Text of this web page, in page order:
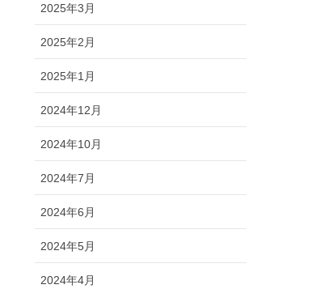
2025年3月
2025年2月
2025年1月
2024年12月
2024年10月
2024年7月
2024年6月
2024年5月
2024年4月